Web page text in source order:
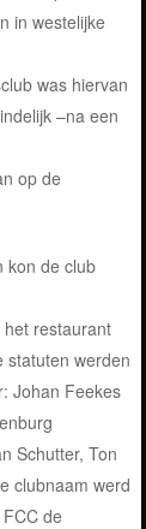
in westelijke
was hiervan
–na een
op de
kon de club
restaurant
statuten werden
Johan Feekes
Schutter, Ton
clubnaam werd
de